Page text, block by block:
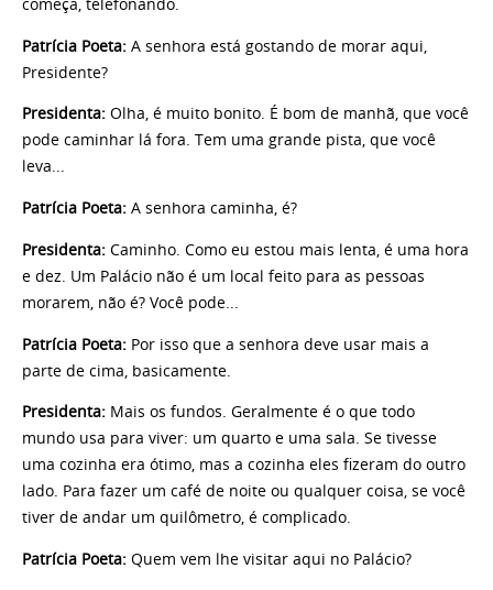
começa, telefonando.
Patrícia Poeta: A senhora está gostando de morar aqui,
Presidente?
Presidenta: Olha, é muito bonito. É bom de manhã, que você
pode caminhar lá fora. Tem uma grande pista, que você
leva...
Patrícia Poeta: A senhora caminha, é?
Presidenta: Caminho. Como eu estou mais lenta, é uma hora
e dez. Um Palácio não é um local feito para as pessoas
morarem, não é? Você pode...
Patrícia Poeta: Por isso que a senhora deve usar mais a
parte de cima, basicamente.
Presidenta: Mais os fundos. Geralmente é o que todo
mundo usa para viver: um quarto e uma sala. Se tivesse
uma cozinha era ótimo, mas a cozinha eles fizeram do outro
lado. Para fazer um café de noite ou qualquer coisa, se você
tiver de andar um quilômetro, é complicado.
Patrícia Poeta: Quem vem lhe visitar aqui no Palácio?